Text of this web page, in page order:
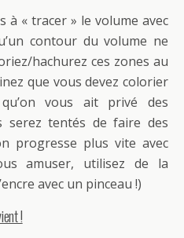
à « tracer » le volume avec
contour du volume ne
hachurez ces zones au
que vous devez colorier
vous ait privé des
serez tentés de faire des
progresse plus vite avec
amuser, utilisez de la
avec un pinceau !)
!